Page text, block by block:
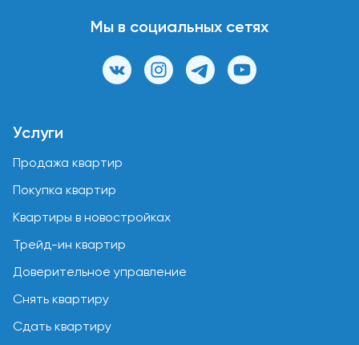
Мы в социальных сетях
Услуги
Продажа квартир
Покупка квартир
Квартиры в новостройках
Трейд-ин квартир
Доверительное управление
Снять квартиру
Сдать квартиру